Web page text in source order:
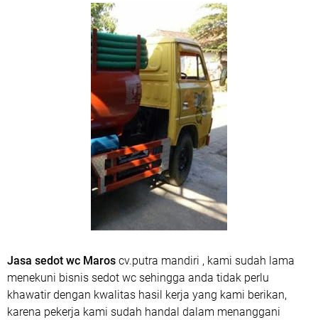
Jasa sedot wc Maros cv.putra mandiri , kami sudah lama
menekuni bisnis sedot wc sehingga anda tidak perlu
khawatir dengan kwalitas hasil kerja yang kami berikan,
karena pekerja kami sudah handal dalam menanggani